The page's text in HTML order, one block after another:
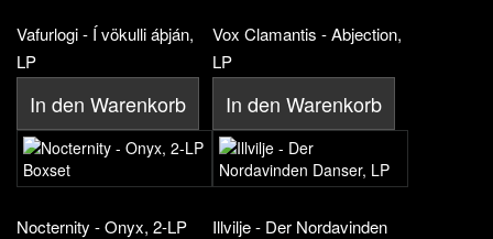
Vafurlogi - Í vökulli áþján,
LP
In den Warenkorb
Vox Clamantis - Abjection,
LP
In den Warenkorb
Nocternity - Onyx, 2-LP
Illvilje - Der Nordavinden